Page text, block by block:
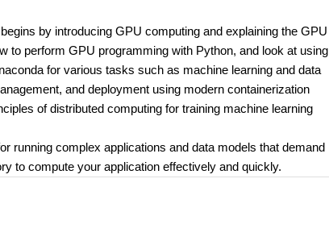
by introducing GPU computing and explaining the GPU
to perform GPU programming with Python, and look at using
for various tasks such as machine learning and data
and deployment using modern containerization
of distributed computing for training machine learning
running complex applications and data models that demand
to compute your application effectively and quickly.